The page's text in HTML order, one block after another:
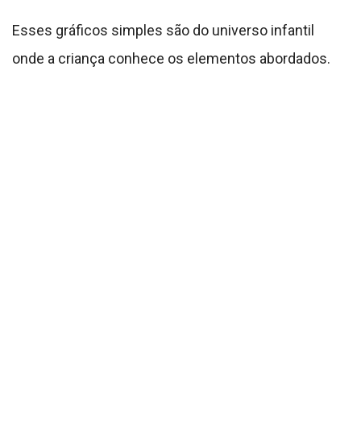
Esses gráficos simples são do universo infantil
onde a criança conhece os elementos abordados.